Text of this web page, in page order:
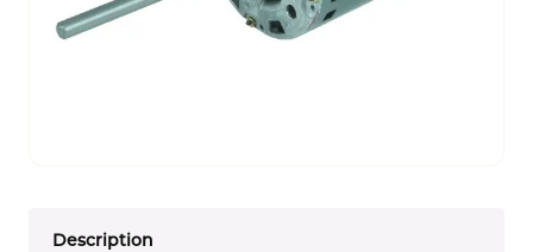
Description